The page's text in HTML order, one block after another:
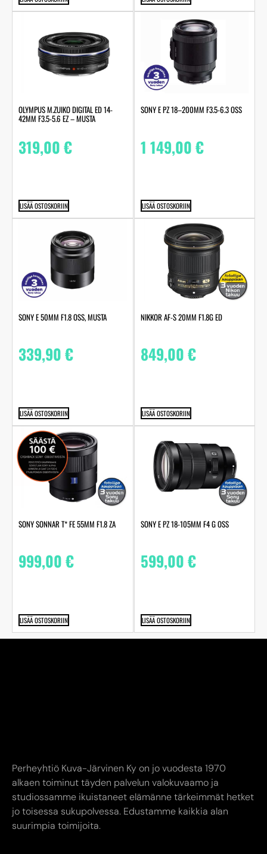
OLYMPUS M.ZUIKO DIGITAL ED 14-
42MM F3.5-5.6 EZ – MUSTA
319,00€
LISÄÄ OSTOSKORIIN
SONY E PZ 18–200MM F3.5-6.3 OSS
1 149,00€
LISÄÄ OSTOSKORIIN
SONY E 50MM F1.8 OSS, MUSTA
339,90€
LISÄÄ OSTOSKORIIN
NIKKOR AF-S 20MM F1.8G ED
849,00€
LISÄÄ OSTOSKORIIN
SONY SONNAR T* FE 55MM F1.8 ZA
999,00€
LISÄÄ OSTOSKORIIN
SONY E PZ 18-105MM F4 G OSS
599,00€
LISÄÄ OSTOSKORIIN
Perheyhtiö Kuva-Järvinen Ky on jo vuodesta 1970
alkaen toiminut täyden palvelun valokuvaamo ja
studiossamme ikuistaneet elämänne tärkeimmät hetket
jo toisessa sukupolvessa. Edustamme kaikkia alan
suurimpia toimijoita.